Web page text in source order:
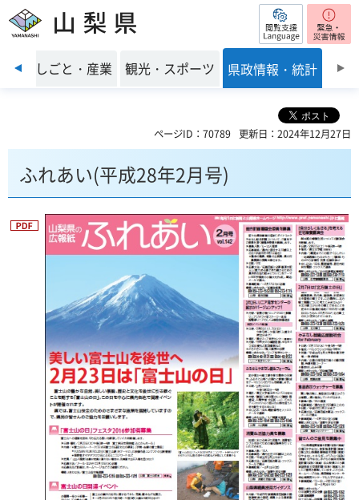
山梨県 閲覧支援
前のスライドを表示
境 しごと・産業 観光・スポーツ 県政情報・統計
ページID：70789 更新日：2024年12月27日
ふれあい(平成28年2月号)